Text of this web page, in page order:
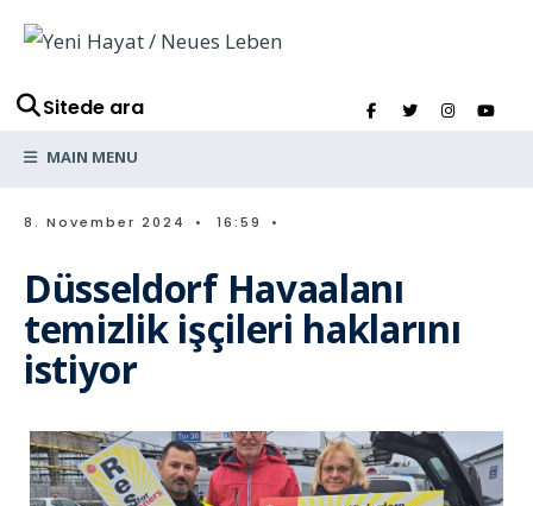
Sitede ara
MAIN MENU
8. November 2024 • 16:59 •
Düsseldorf Havaalanı
temizlik işçileri haklarını
istiyor